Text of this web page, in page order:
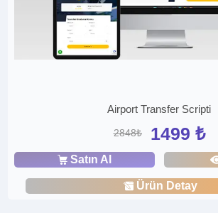
Airport Transfer Scripti
2848₺ 1499 ₺
Satın Al
Ürün Detay